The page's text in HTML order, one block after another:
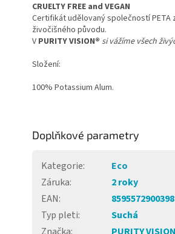
CRUELTY FREE and VEGAN
Certifikát udělovaný společností
živočišného původu.
V PURITY VISION® si vážíme všech
Složení:
100% Potassium Alum.
Doplňkové parametry
Kategorie:
Eco
Záruka:
2 roky
EAN:
8595572900398
Typ pleti:
Suchá